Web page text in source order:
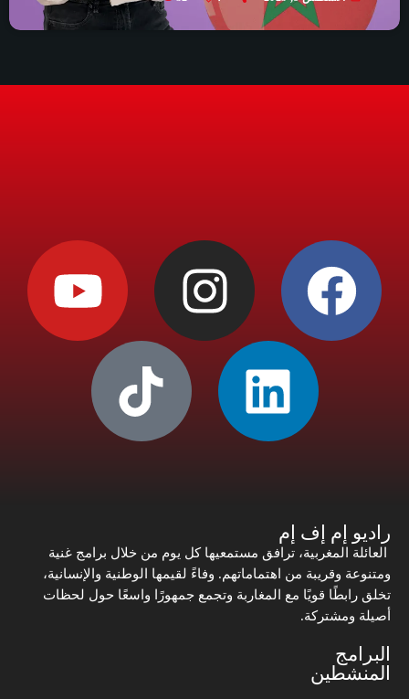
راديو إم إف إم
العائلة المغربية، ترافق مستمعيها كل يوم من خلال برامج غنية
ومتنوعة وقريبة من اهتماماتهم. وفاءً لقيمها الوطنية والإنسانية،
تخلق رابطًا قويًا مع المغاربة وتجمع جمهورًا واسعًا حول لحظات
أصيلة ومشتركة.
البرامج
المنشطين